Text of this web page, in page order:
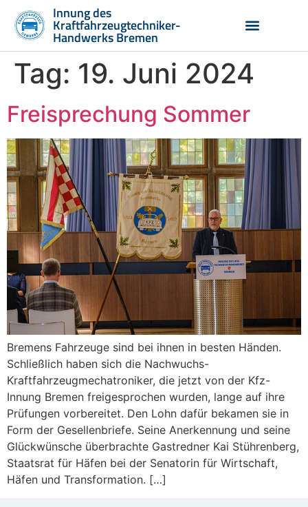
springen
Innung des
Kraftfahrzeugtechniker-
Handwerks Bremen
Tag: 19. Juni 2024
Freisprechung Sommer
Bremens Fahrzeuge sind bei ihnen in besten Händen.
Schließlich haben sich die Nachwuchs-
Kraftfahrzeugmechatroniker, die jetzt von der Kfz-
Innung Bremen freigesprochen wurden, lange auf ihre
Prüfungen vorbereitet. Den Lohn dafür bekamen sie in
Form der Gesellenbriefe. Seine Anerkennung und seine
Glückwünsche überbrachte Gastredner Kai Stührenberg,
Staatsrat für Häfen bei der Senatorin für Wirtschaft,
Häfen und Transformation. […]